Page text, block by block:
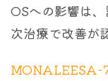
OSへの影響は
次治療で改善が
MONALEESA-